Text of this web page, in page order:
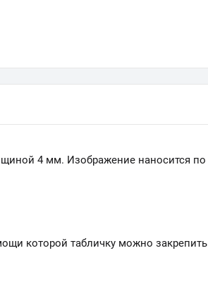
4 мм. Изображение наносится по
которой табличку можно закрепить